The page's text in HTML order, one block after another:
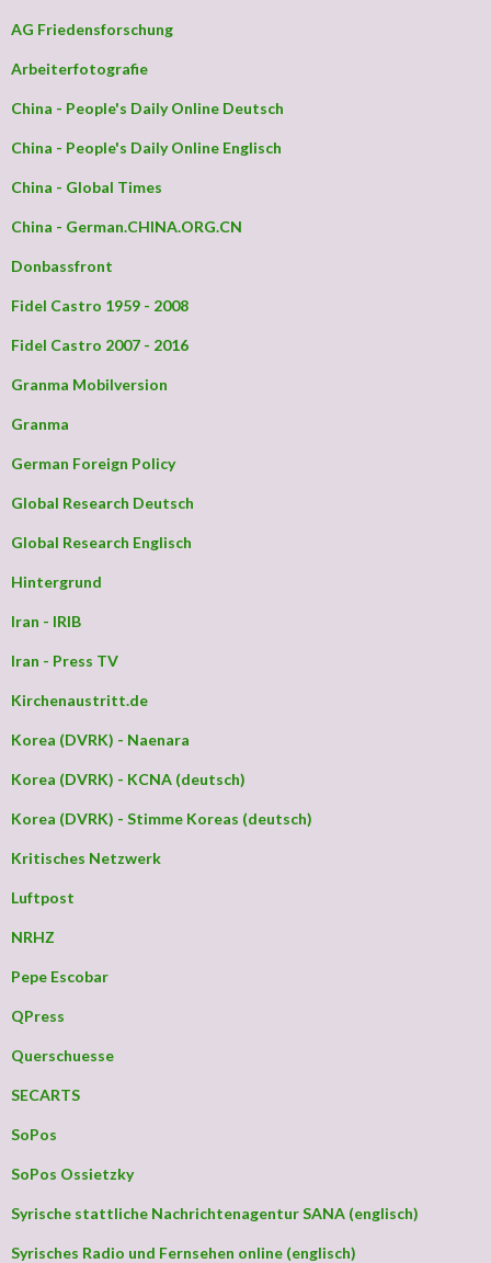
AG Friedensforschung
Arbeiterfotografie
China - People's Daily Online Deutsch
China - People's Daily Online Englisch
China - Global Times
China - German.CHINA.ORG.CN
Donbassfront
Fidel Castro 1959 - 2008
Fidel Castro 2007 - 2016
Granma Mobilversion
Granma
German Foreign Policy
Global Research Deutsch
Global Research Englisch
Hintergrund
Iran - IRIB
Iran - Press TV
Kirchenaustritt.de
Korea (DVRK) - Naenara
Korea (DVRK) - KCNA (deutsch)
Korea (DVRK) - Stimme Koreas (deutsch)
Kritisches Netzwerk
Luftpost
NRHZ
Pepe Escobar
QPress
Querschuesse
SECARTS
SoPos
SoPos Ossietzky
Syrische stattliche Nachrichtenagentur SANA (englisch)
Syrisches Radio und Fernsehen online (englisch)